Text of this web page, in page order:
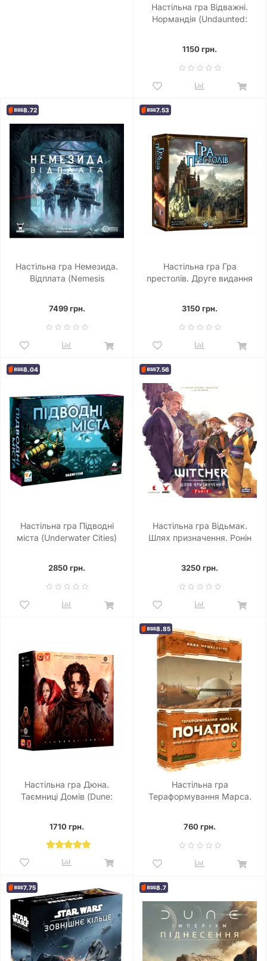
Настільна гра Відважні.
Нормандія (Undaunted:
1150 грн.
8.72
Настільна гра Немезида.
Відплата (Nemesis
7499 грн.
7.53
Настільна гра Гра
престолів. Друге видання
3150 грн.
8.04
Настільна гра Підводні
міста (Underwater Cities)
2850 грн.
7.56
Настільна гра Відьмак.
Шлях призначення. Ронін
3250 грн.
Настільна гра Дюна.
Таємниці Домів (Dune:
1710 грн.
8.85
Настільна гра
Тераформування Марса.
760 грн.
7.75 8.7